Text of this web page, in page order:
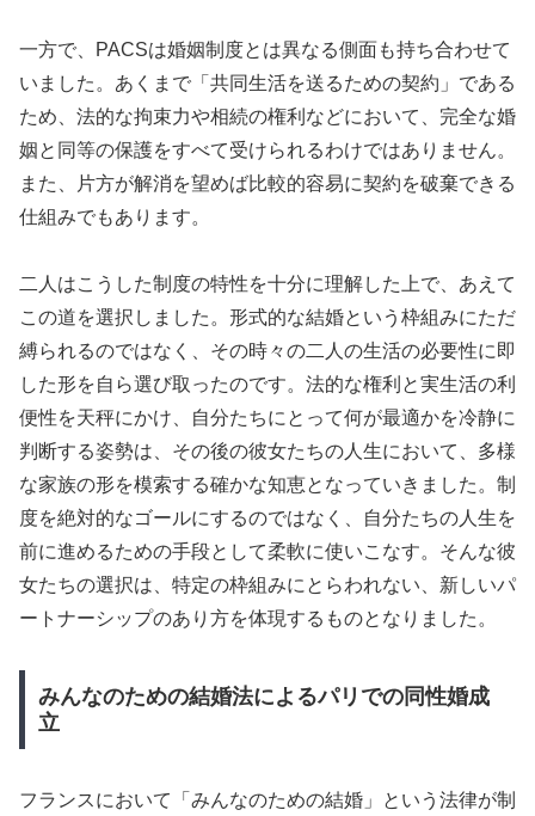
一方で、PACSは婚姻制度とは異なる側面も持ち合わせて
いました。あくまで「共同生活を送るための契約」である
ため、法的な拘束力や相続の権利などにおいて、完全な婚
姻と同等の保護をすべて受けられるわけではありません。
また、片方が解消を望めば比較的容易に契約を破棄できる
仕組みでもあります。
二人はこうした制度の特性を十分に理解した上で、あえて
この道を選択しました。形式的な結婚という枠組みにただ
縛られるのではなく、その時々の二人の生活の必要性に即
した形を自ら選び取ったのです。法的な権利と実生活の利
便性を天秤にかけ、自分たちにとって何が最適かを冷静に
判断する姿勢は、その後の彼女たちの人生において、多様
な家族の形を模索する確かな知恵となっていきました。制
度を絶対的なゴールにするのではなく、自分たちの人生を
前に進めるための手段として柔軟に使いこなす。そんな彼
女たちの選択は、特定の枠組みにとらわれない、新しいパ
ートナーシップのあり方を体現するものとなりました。
みんなのための結婚法によるパリでの同性婚成
立
フランスにおいて「みんなのための結婚」という法律が制